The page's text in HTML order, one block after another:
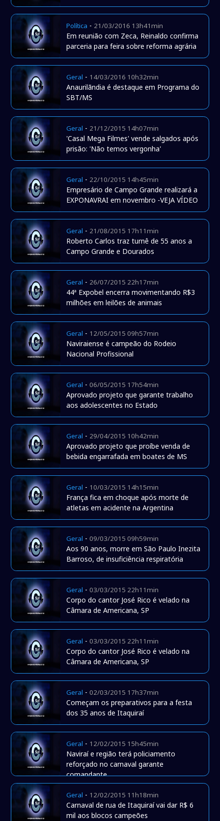
Política - 21/03/2016 13h41min
Em reunião com Zeca, Reinaldo confirma
parceria para feira sobre reforma agrária
Geral - 14/03/2016 10h32min
Anaurilãndia é destaque em Programa do
SBT/MS
Geral - 21/12/2015 14h07min
'Casal Mega Filmes' vende salgados após
prisão: 'Não temos vergonha'
Geral - 22/10/2015 14h45min
Empresário de Campo Grande realizará a
EXPONAVRAI em novembro -VEJA VÍDEO
Geral - 21/08/2015 17h11min
Roberto Carlos traz turnê de 55 anos a
Campo Grande e Dourados
Geral - 26/07/2015 22h17min
44ª Expobel encerra movimentando R$3
milhões em leilões de animais
Geral - 12/05/2015 09h57min
Naviraiense é campeão do Rodeio
Nacional Profissional
Geral -06/05/2015 17h54min
Aprovado projeto que garante trabalho
aos adolescentes no Estado
Geral - 29/04/2015 10h42min
Aprovado projeto que proíbe venda de
bebida engarrafada em boates de MS
Geral - 10/03/2015 14h15min
França fica em choque após morte de
atletas em acidente na Argentina
Geral -09/03/2015 09h59min
Aos 90 anos, morre em São Paulo Inezita
Barroso, de insuficiência respiratória
Geral -03/03/2015 22h11min
Corpo do cantor José Rico é velado na
Câmara de Americana, SP
Geral -03/03/2015 22h11min
Corpo do cantor José Rico é velado na
Câmara de Americana, SP
Geral -02/03/2015 17h37min
Começam os preparativos para a festa
dos 35 anos de Itaquiraí
Geral - 12/02/2015 15h45min
Naviraí e região terá policiamento
reforçado no carnaval garante
comandante
Geral - 12/02/2015 11h18min
Carnaval de rua de Itaquiraí vai dar R$ 6
mil aos blocos campeões